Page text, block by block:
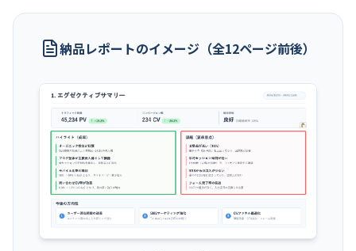
納品レポートのイメージ（全12ページ前後）